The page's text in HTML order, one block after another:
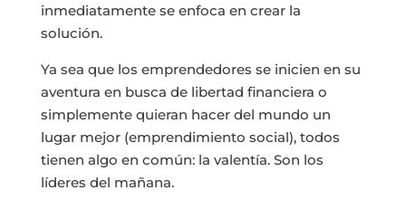
inmediatamente se enfoca en crear la
solución.
Ya sea que los emprendedores se inicien en su
aventura en busca de libertad financiera o
simplemente quieran hacer del mundo un
lugar mejor (emprendimiento social), todos
tienen algo en común: la valentía. Son los
líderes del mañana.